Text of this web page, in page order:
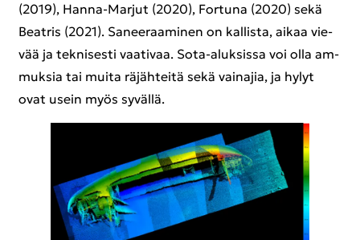
(2019), Hanna-​Marjut (2020), For­tu­na (2020) sekä
Beat­ris (2021). Sa­nee­raa­mi­nen on kal­lis­ta, aikaa vie­
vää ja tek­ni­ses­ti vaa­ti­vaa. Sota-​aluksissa voi olla am­
muk­sia tai muita rä­jäh­tei­tä sekä vai­na­jia, ja hylyt
ovat usein myös sy­väl­lä.